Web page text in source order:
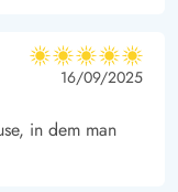
rund um
zum Pilze
in der
In Grærup gibt es
5 von 5
5 von 5
5 out of 5
16/09/2025
in dem man